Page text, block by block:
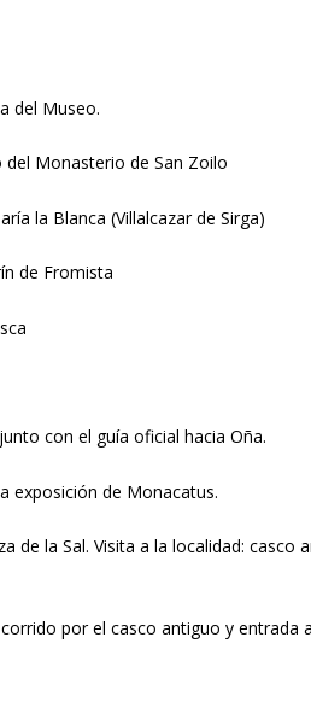
del Museo.
del Monasterio de San Zoilo
la Blanca (Villalcazar de Sirga)
de Fromista
con el guía oficial hacia Oña.
exposición de Monacatus.
de la Sal. Visita a la localidad:
por el casco antiguo y entrada